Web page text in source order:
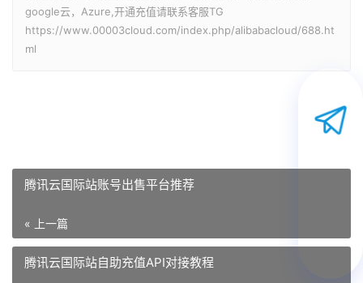
google云，Azure,开通充值请联系客服TG
https://www.00003cloud.com/index.php/alibabacloud/688.ht
ml
腾讯云国际站账号出售平台推荐
« 上一篇
腾讯云国际站自助充值API对接教程